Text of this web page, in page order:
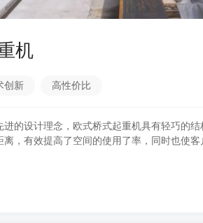
机
创新 高性价比
进的设计理念，欧式桥式起重机具有轻巧的
离，有效提高了空间的使用了率，同时也使
式起重机更能贴近地面作业，起升高度更高
味着初期建设投资，以及长期供热、空调及